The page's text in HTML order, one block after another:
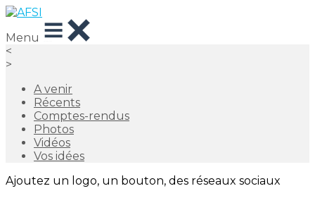
Menu
<
>
A venir
Récents
Comptes-rendus
Photos
Vidéos
Vos idées
Ajoutez un logo, un bouton, des réseaux sociaux